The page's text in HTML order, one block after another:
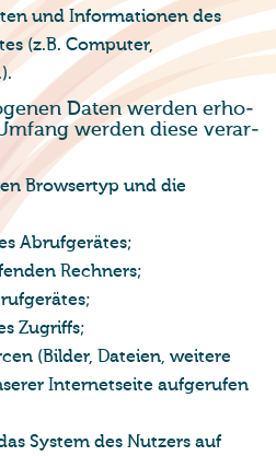
und Informationen des
(z.B. Computer,
Daten wer­den er­ho­
wer­den diese ver­ar­
Browsertyp und die
Abrufgerätes;
Rechners;
Zugriffs;
(Bilder, Dateien, weitere
Internetseite aufgerufen
System des Nutzers auf